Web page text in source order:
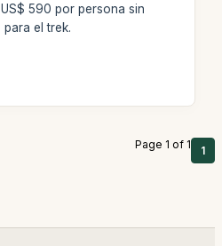
590 por persona sin
el trek.
Page 1 of 1 1